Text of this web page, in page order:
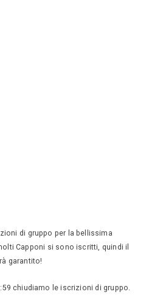
di gruppo per la bellissima
Capponi si sono iscritti, quindi il
garantito!
chiudiamo le iscrizioni di gruppo.